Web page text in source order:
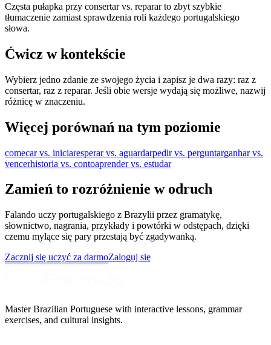
Częsta pułapka przy consertar vs. reparar to zbyt szybkie
tłumaczenie zamiast sprawdzenia roli każdego portugalskiego
słowa.
Ćwicz w kontekście
Wybierz jedno zdanie ze swojego życia i zapisz je dwa razy: raz z
consertar, raz z reparar. Jeśli obie wersje wydają się możliwe, nazwij
różnicę w znaczeniu.
Więcej porównań na tym poziomie
comecar vs. iniciaresperar vs. aguardarpedir vs. perguntarganhar vs.
vencerhistoria vs. contoaprender vs. estudar
Zamień to rozróżnienie w odruch
Falando uczy portugalskiego z Brazylii przez gramatykę,
słownictwo, nagrania, przykłady i powtórki w odstępach, dzięki
czemu mylące się pary przestają być zgadywanką.
Zacznij się uczyć za darmoZaloguj się
Master Brazilian Portuguese with interactive lessons, grammar
exercises, and cultural insights.